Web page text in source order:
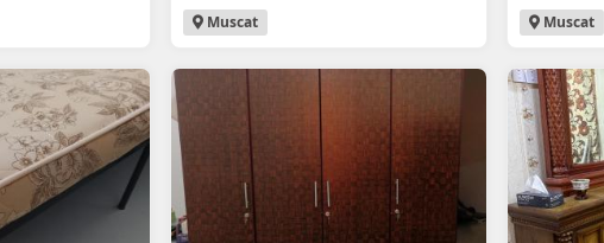
Muscat Muscat